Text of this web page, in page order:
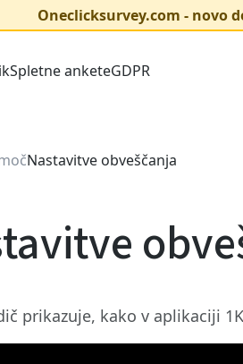
Oneclicksurvey.com - novo
Spletne anketeGDPR
Nastavitve obveščanja
prikazuje, kako v aplikaciji